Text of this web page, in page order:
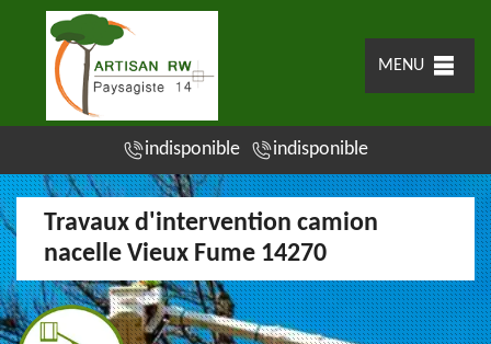
MENU
indisponible indisponible
Travaux d'intervention camion
nacelle Vieux Fume 14270